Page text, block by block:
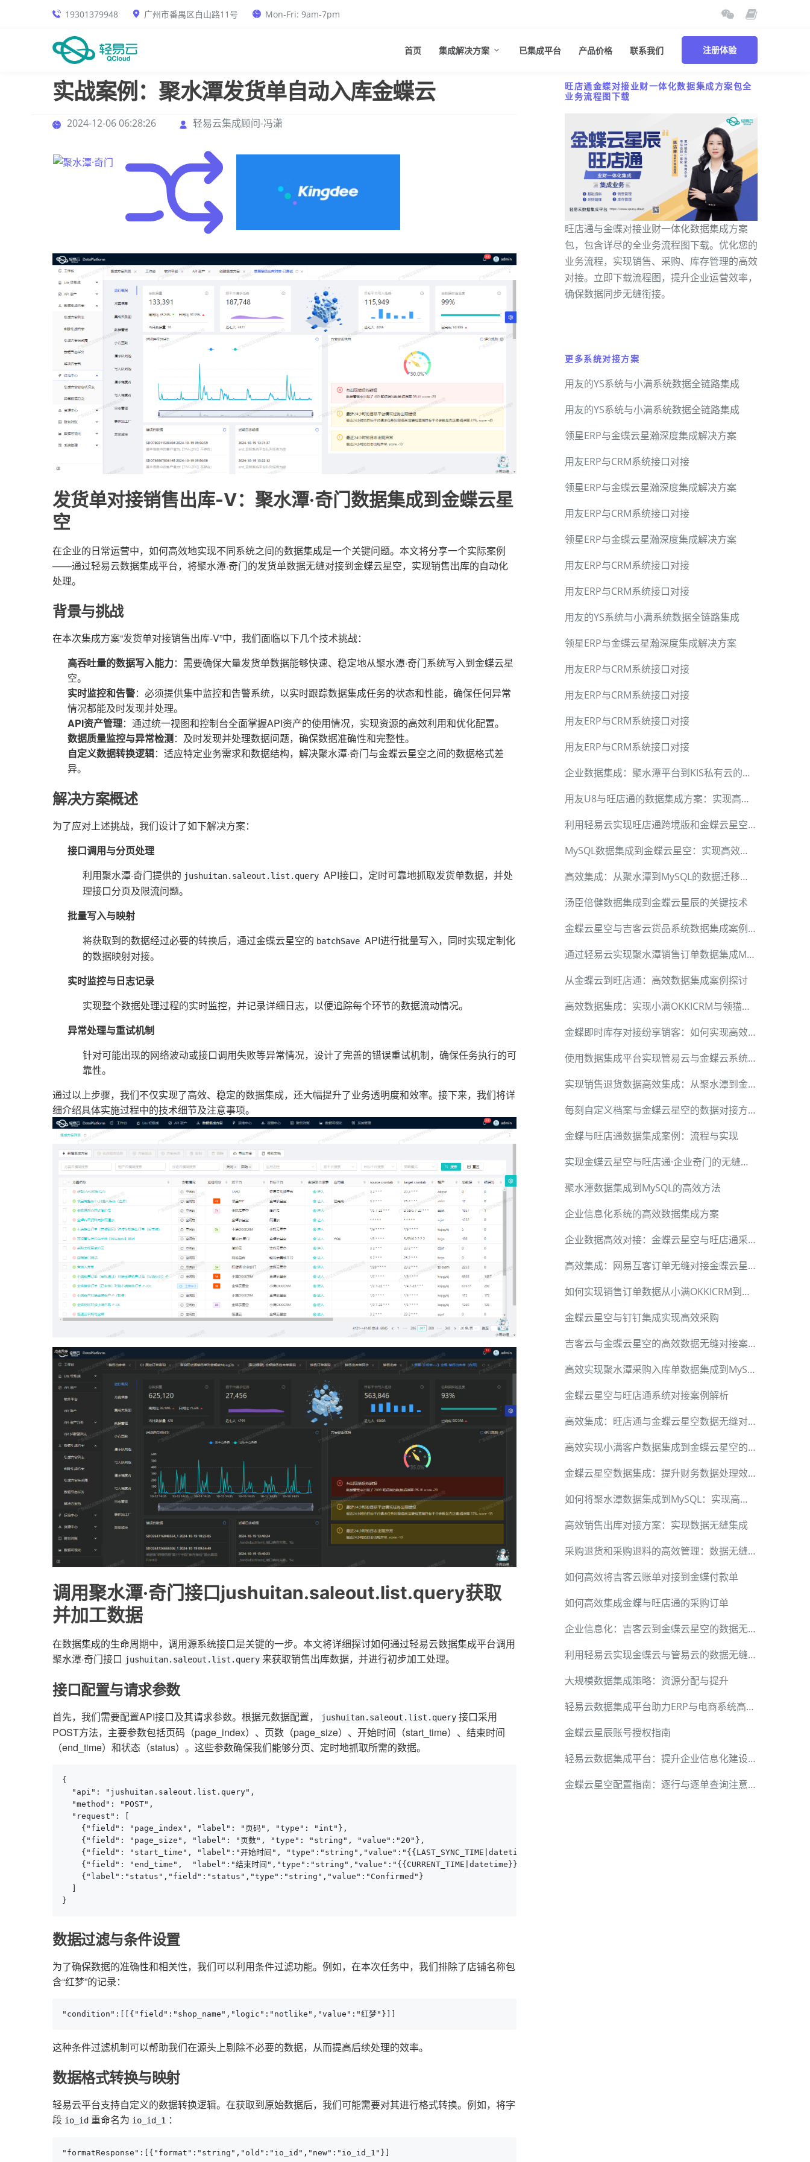
19301379948 广州市番禺区白山路11号 Mon-Fri: 9am-7pm
首页 集成解决方案 已集成平台 产品价格 联系我们 注册体验
实战案例：聚水潭发货单自动入库金蝶云
2024-12-06 06:28:26 轻易云集成顾问-冯潇
发货单对接销售出库-V：聚水潭·奇门数据集成到金蝶云星
空
在企业的日常运营中，如何高效地实现不同系统之间的数据集成是一个关键问题。本文将分享一个实际案例
——通过轻易云数据集成平台，将聚水潭·奇门的发货单数据无缝对接到金蝶云星空，实现销售出库的自动化
处理。
背景与挑战
在本次集成方案“发货单对接销售出库-V”中，我们面临以下几个技术挑战：
高吞吐量的数据写入能力：需要确保大量发货单数据能够快速、稳定地从聚水潭·奇门系统写入到金蝶云星
空。
实时监控和告警：必须提供集中监控和告警系统，以实时跟踪数据集成任务的状态和性能，确保任何异常
情况都能及时发现并处理。
API资产管理：通过统一视图和控制台全面掌握API资产的使用情况，实现资源的高效利用和优化配置。
数据质量监控与异常检测：及时发现并处理数据问题，确保数据准确性和完整性。
自定义数据转换逻辑：适应特定业务需求和数据结构，解决聚水潭·奇门与金蝶云星空之间的数据格式差
异。
解决方案概述
为了应对上述挑战，我们设计了如下解决方案：
接口调用与分页处理
利用聚水潭·奇门提供的 jushuitan.saleout.list.query API接口，定时可靠地抓取发货单数据，并处
理接口分页及限流问题。
批量写入与映射
将获取到的数据经过必要的转换后，通过金蝶云星空的 batchSave API进行批量写入，同时实现定制化
的数据映射对接。
实时监控与日志记录
实现整个数据处理过程的实时监控，并记录详细日志，以便追踪每个环节的数据流动情况。
异常处理与重试机制
针对可能出现的网络波动或接口调用失败等异常情况，设计了完善的错误重试机制，确保任务执行的可
靠性。
通过以上步骤，我们不仅实现了高效、稳定的数据集成，还大幅提升了业务透明度和效率。接下来，我们将详
细介绍具体实施过程中的技术细节及注意事项。
调用聚水潭·奇门接口jushuitan.saleout.list.query获取
并加工数据
在数据集成的生命周期中，调用源系统接口是关键的一步。本文将详细探讨如何通过轻易云数据集成平台调用
聚水潭·奇门接口 jushuitan.saleout.list.query 来获取销售出库数据，并进行初步加工处理。
接口配置与请求参数
首先，我们需要配置API接口及其请求参数。根据元数据配置， jushuitan.saleout.list.query 接口采用
POST方法，主要参数包括页码（page_index）、页数（page_size）、开始时间（start_time）、结束时间
（end_time）和状态（status）。这些参数确保我们能够分页、定时地抓取所需的数据。
{
  "api": "jushuitan.saleout.list.query",
  "method": "POST",
  "request": [
    {"field": "page_index", "label": "页码", "type": "int"},
    {"field": "page_size", "label": "页数", "type": "string", "value":"20"},
    {"field": "start_time", "label":"开始时间", "type":"string","value":"{{LAST_SYNC_TIME|datetime}}"},
    {"field": "end_time",  "label":"结束时间","type":"string","value":"{{CURRENT_TIME|datetime}}"},
    {"label":"status","field":"status","type":"string","value":"Confirmed"}
}
数据过滤与条件设置
为了确保数据的准确性和相关性，我们可以利用条件过滤功能。例如，在本次任务中，我们排除了店铺名称包
含“红梦”的记录：
"condition":[[{"field":"shop_name","logic":"notlike","value":"红梦"}]]
这种条件过滤机制可以帮助我们在源头上剔除不必要的数据，从而提高后续处理的效率。
数据格式转换与映射
轻易云平台支持自定义的数据转换逻辑。在获取到原始数据后，我们可能需要对其进行格式转换。例如，将字
段 io_id 重命名为 io_id_1 ：
"formatResponse":[{"format":"string","old":"io_id","new":"io_id_1"}]
旺店通金蝶对接业财一体化数据集成方案包全
业务流程图下载
旺店通与金蝶对接业财一体化数据集成方案
包，包含详尽的全业务流程图下载。优化您的
业务流程，实现销售、采购、库存管理的高效
对接。立即下载流程图，提升企业运营效率，
确保数据同步无缝衔接。
更多系统对接方案
用友的YS系统与小满系统数据全链路集成
用友的YS系统与小满系统数据全链路集成
领星ERP与金蝶云星瀚深度集成解决方案
用友ERP与CRM系统接口对接
领星ERP与金蝶云星瀚深度集成解决方案
用友ERP与CRM系统接口对接
领星ERP与金蝶云星瀚深度集成解决方案
用友ERP与CRM系统接口对接
用友ERP与CRM系统接口对接
用友的YS系统与小满系统数据全链路集成
领星ERP与金蝶云星瀚深度集成解决方案
用友ERP与CRM系统接口对接
用友ERP与CRM系统接口对接
用友ERP与CRM系统接口对接
用友ERP与CRM系统接口对接
企业数据集成：聚水潭平台到KIS私有云的退货单稳定性测试
用友U8与旺店通的数据集成方案：实现高效销售管理
利用轻易云实现旺店通跨境版和金蝶云星空的数据集成
MySQL数据集成到金蝶云星空：实现高效数据流转
高效集成：从聚水潭到MySQL的数据迁移方案
汤臣倍健数据集成到金蝶云星辰的关键技术
金蝶云星空与吉客云货品系统数据集成案例解析
通过轻易云实现聚水潭销售订单数据集成MySQL详解
从金蝶云到旺店通：高效数据集成案例探讨
高效数据集成：实现小满OKKICRM与领猫平台的数据对接
金蝶即时库存对接纷享销客：如何实现高效库存管理
使用数据集成平台实现管易云与金蝶云系统的无缝对接
实现销售退货数据高效集成：从聚水潭到金蝶云星空的无缝衔接
每刻自定义档案与金蝶云星空的数据对接方案实例解析
金蝶与旺店通数据集成案例：流程与实现
实现金蝶云星空与旺店通·企业奇门的无缝库存数据整合
聚水潭数据集成到MySQL的高效方法
企业信息化系统的高效数据集成方案
企业数据高效对接：金蝶云星空与旺店通采购订单同步方案
高效集成：网易互客订单无缝对接金蝶云星空
如何实现销售订单数据从小满OKKICRM到用友U8的高效对接
金蝶云星空与钉钉集成实现高效采购
吉客云与金蝶云星空的高效数据无缝对接案例
高效实现聚水潭采购入库单数据集成到MySQL数据库
金蝶云星空与旺店通系统对接案例解析
高效集成：旺店通与金蝶云星空数据无缝对接
高效实现小满客户数据集成到金蝶云星空的具体案例
金蝶云星空数据集成：提升财务数据处理效率
如何将聚水潭数据集成到MySQL：实现高效组合装商品查询
高效销售出库对接方案：实现数据无缝集成
采购退货和采购退料的高效管理：数据无缝集成案例分享
如何高效将吉客云账单对接到金蝶付款单
如何高效集成金蝶与旺店通的采购订单
企业信息化：吉客云到金蝶云星空的数据无缝对接
利用轻易云实现金蝶云与管易云的数据无缝对接
大规模数据集成策略：资源分配与提升
轻易云数据集成平台助力ERP与电商系统高效整合
金蝶云星辰账号授权指南
轻易云数据集成平台：提升企业信息化建设效率
金蝶云星空配置指南：逐行与逐单查询注意事项